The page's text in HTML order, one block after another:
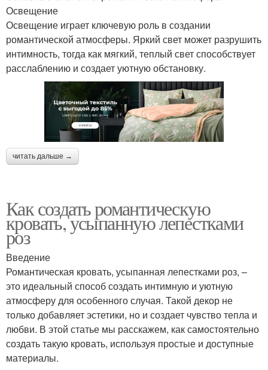
Освещение
Освещение играет ключевую роль в создании
романтической атмосферы. Яркий свет может разрушить
интимность, тогда как мягкий, теплый свет способствует
расслаблению и создает уютную обстановку.
читать дальше →
Как создать романтическую
кровать, усыпанную лепестками
роз
Введение
Романтическая кровать, усыпанная лепестками роз, –
это идеальный способ создать интимную и уютную
атмосферу для особенного случая. Такой декор не
только добавляет эстетики, но и создает чувство тепла и
любви. В этой статье мы расскажем, как самостоятельно
создать такую кровать, используя простые и доступные
материалы.